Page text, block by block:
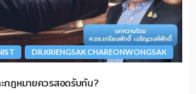
DR.KRIENGSAK CHAREONWONGSAK
กฎหมายควรสอดรับกัน?